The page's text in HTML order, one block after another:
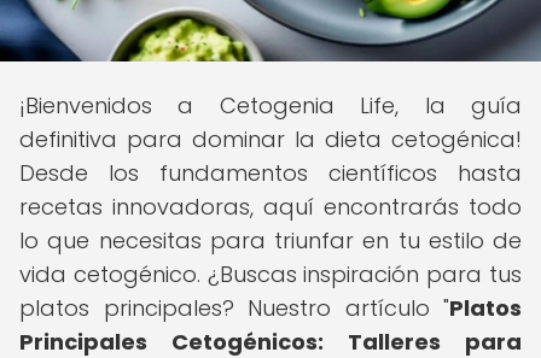
¡Bienvenidos a Cetogenia Life, la guía
definitiva para dominar la dieta cetogénica!
Desde los fundamentos científicos hasta
recetas innovadoras, aquí encontrarás todo
lo que necesitas para triunfar en tu estilo de
vida cetogénico. ¿Buscas inspiración para tus
platos principales? Nuestro artículo "Platos
Principales Cetogénicos: Talleres para